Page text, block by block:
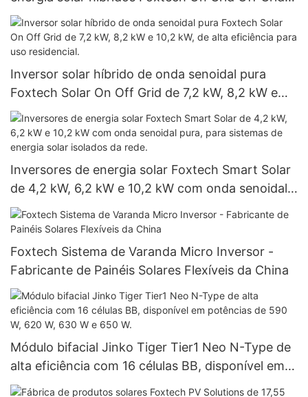
com bateria de íon-lítio e inversor híbrido de 3
kW e 5 kW
Inversor solar híbrido de onda senoidal pura
Foxtech Solar On Off Grid de 7,2 kW, 8,2 kW e
10,2 kW, de alta eficiência para uso residencial.
Inversores de energia solar Foxtech Smart Solar
de 4,2 kW, 6,2 kW e 10,2 kW com onda senoidal
pura, para sistemas de energia solar isolados da
rede.
Foxtech Sistema de Varanda Micro Inversor -
Fabricante de Painéis Solares Flexíveis da China
Módulo bifacial Jinko Tiger Tier1 Neo N-Type de
alta eficiência com 16 células BB, disponível em
potências de 590 W, 620 W, 630 W e 650 W.